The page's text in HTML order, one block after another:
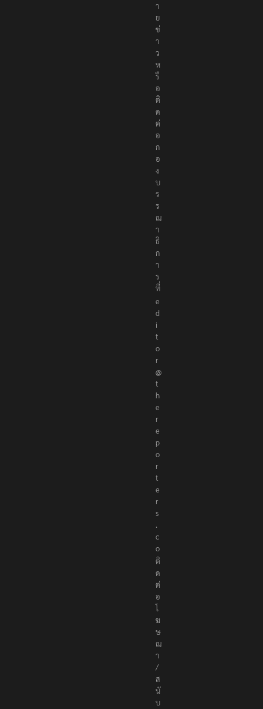
า
ย
ข่
า
ว
ห
รื
อ
ติ
ด
ต่
อ
ก
อ
ง
บ
ร
ร
ณ
า
ธิ
ก
า
ร
ที่
e
d
i
t
o
r
@
t
h
e
r
e
p
o
r
t
e
r
s
.
c
o
ติ
ด
ต่
อ
โ
ฆ
ษ
ณ
า
/
ส
นั
บ